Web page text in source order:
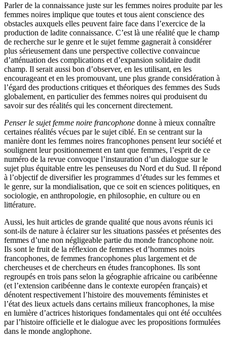
Parler de la connaissance juste sur les femmes noires produite par les
femmes noires implique que toutes et tous aient conscience des
obstacles auxquels elles peuvent faire face dans l’exercice de la
production de ladite connaissance. C’est là une réalité que le champ
de recherche sur le genre et le sujet femme gagnerait à considérer
plus sérieusement dans une perspective collective convaincue
d’atténuation des complications et d’expansion solidaire dudit
champ. Il serait aussi bon d’observer, en les utilisant, en les
encourageant et en les promouvant, une plus grande considération à
l’égard des productions critiques et théoriques des femmes des Suds
globalement, en particulier des femmes noires qui produisent du
savoir sur des réalités qui les concernent directement.
Penser le sujet femme noire francophone donne à mieux connaître
certaines réalités vécues par le sujet ciblé. En se centrant sur la
manière dont les femmes noires francophones pensent leur société et
soulignent leur positionnement en tant que femmes, l’esprit de ce
numéro de la revue convoque l’instauration d’un dialogue sur le
sujet plus équitable entre les penseuses du Nord et du Sud. Il répond
à l’objectif de diversifier les programmes d’études sur les femmes et
le genre, sur la mondialisation, que ce soit en sciences politiques, en
sociologie, en anthropologie, en philosophie, en culture ou en
littérature.
Aussi, les huit articles de grande qualité que nous avons réunis ici
sont-ils de nature à éclairer sur les situations passées et présentes des
femmes d’une non négligeable partie du monde francophone noir.
Ils sont le fruit de la réflexion de femmes et d’hommes noirs
francophones, de femmes francophones plus largement et de
chercheuses et de chercheurs en études francophones. Ils sont
regroupés en trois pans selon la géographie africaine ou caribéenne
(et l’extension caribéenne dans le contexte européen français) et
dénotent respectivement l’histoire des mouvements féministes et
l’état des lieux actuels dans certains milieux francophones, la mise
en lumière d’actrices historiques fondamentales qui ont été occultées
par l’histoire officielle et le dialogue avec les propositions formulées
dans le monde anglophone.